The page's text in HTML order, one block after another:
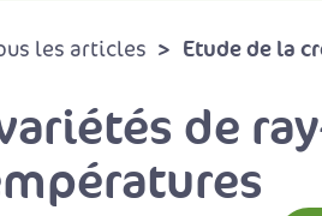
les articles Etude de la
de